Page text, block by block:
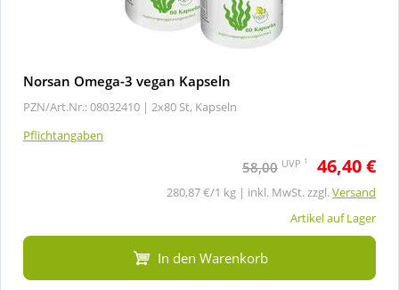
Norsan Omega-3 vegan Kapseln
PZN/Art.Nr.: 08032410 | 2x80 St, Kapseln
Pflichtangaben
58,00 UVP 1 46,40 €
280,87 €/1 kg | inkl. MwSt. zzgl.Versand
Artikel auf Lager
In den Warenkorb